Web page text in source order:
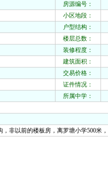
房源编号：
小区地段：
户型结构：
楼层总数：
装修程度：
建筑面积：
交易价格：
证件情况：
所属中学：
非以前的楼板房，离罗塘小学500米